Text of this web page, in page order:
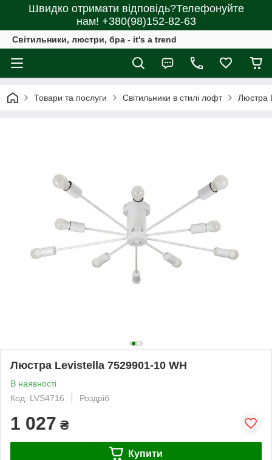
Швидко отримати відповідь?Телефонуйте
нам! +380(98)152-82-63
Світильники, люстри, бра - it's a trend
Товари та послуги Світильники в стилі лофт Люстра
Люстра Levistella 7529901-10 WH
В наявності
Код: LVS4716
Роздріб
1 027 ₴
Купити